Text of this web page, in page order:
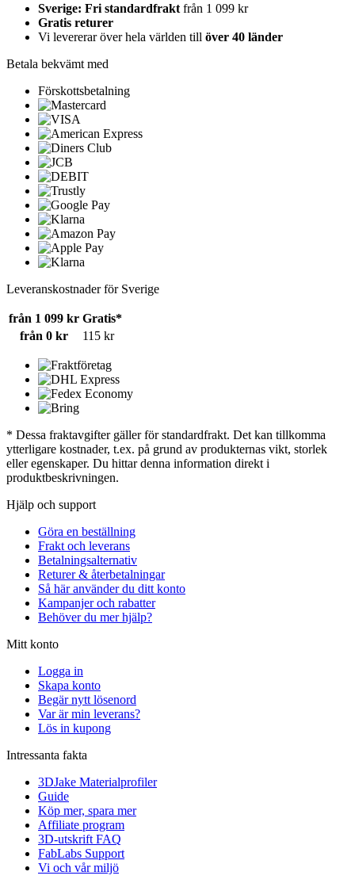
Sverige: Fri standardfrakt från 1 099 kr
Gratis returer
Vi levererar över hela världen till över 40 länder
Betala bekvämt med
Förskottsbetalning
Leveranskostnader för Sverige
från 1 099 kr Gratis*
från 0 kr
115 kr
* Dessa fraktavgifter gäller för standardfrakt. Det kan tillkomma
ytterligare kostnader, t.ex. på grund av produkternas vikt, storlek
eller egenskaper. Du hittar denna information direkt i
produktbeskrivningen.
Hjälp och support
Göra en beställning
Frakt och leverans
Betalningsalternativ
Returer & återbetalningar
Så här använder du ditt konto
Kampanjer och rabatter
Behöver du mer hjälp?
Mitt konto
Logga in
Skapa konto
Begär nytt lösenord
Var är min leverans?
Lös in kupong
Intressanta fakta
3DJake Materialprofiler
Guide
Köp mer, spara mer
Affiliate program
3D-utskrift FAQ
FabLabs Support
Vi och vår miljö